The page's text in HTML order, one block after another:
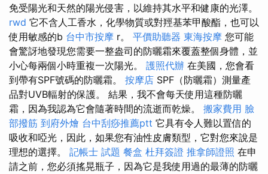
免受陽光和天然的陽光侵害，以維持其水平和健康的光澤。
rwd 它不含人工香水，化學物質或對羥基苯甲酸酯，也可以
使用敏感的b 台中市按摩 r。 平價助聽器 東海按摩 您可能
會驚訝地發現您需要一整盎司的防曬霜來覆蓋整個身體，並
小心每兩個小時重複一次陽光。 護照代辦 在美國，您會看
到帶有SPF號碼的防曬霜。 按摩店 SPF（防曬霜）測量產
品對UVB輻射的保護。 結果，我不會每天使用這種防曬
霜，因為我認為它會隨著時間的流逝而乾燥。 搬家費用 臉
部撥筋 到府外燴 台中刮痧推薦ptt 它具有令人難以置信的
吸收和啞光，因此，如果您有油性皮膚類型，它對您來說是
理想的選擇。 記帳士 試題 餐盒 杜拜簽證 推拿師證照 在申
請之前，您必須搖晃瓶子，因為它是我使用過的最薄的防曬